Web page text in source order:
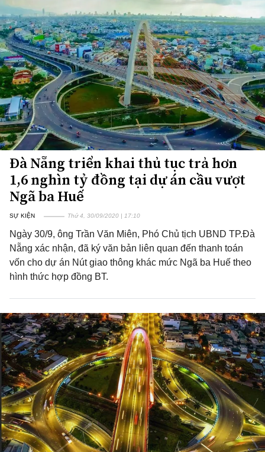
Đà Nẵng triển khai thủ tục trả hơn
1,6 nghìn tỷ đồng tại dự án cầu vượt
Ngã ba Huế
SỰ KIỆN Thứ 4, 30/09/2020 | 17:10
Ngày 30/9, ông Trần Văn Miên, Phó Chủ tịch UBND TP.Đà
Nẵng xác nhận, đã ký văn bản liên quan đến thanh toán
vốn cho dự án Nút giao thông khác mức Ngã ba Huế theo
hình thức hợp đồng BT.